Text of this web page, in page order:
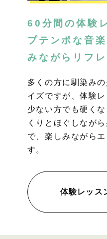
60分間の体験
プテンポな音
みながらリフレ
多くの方に馴染み
イズですが、体験
少ない方でも硬く
くりとほぐしなが
で、楽しみながら
す。
体験レッス